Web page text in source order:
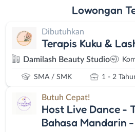
Lowongan
Dibutuhkan
Terapis Kuku &
Damilash Beauty Studio
SMA / SMK 1 - 2
Butuh Cepat!
Host Live Dance -
Bahasa Mandarin